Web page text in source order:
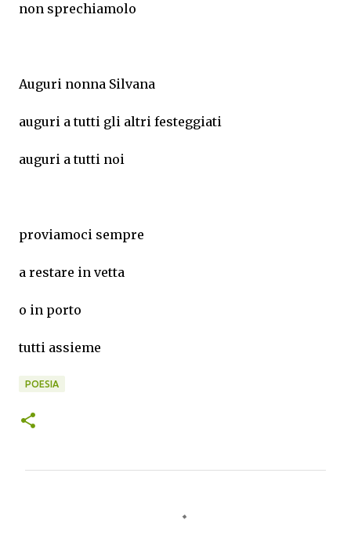
non sprechiamolo
Auguri nonna Silvana
auguri a tutti gli altri festeggiati
auguri a tutti noi
proviamoci sempre
a restare in vetta
o in porto
tutti assieme
POESIA